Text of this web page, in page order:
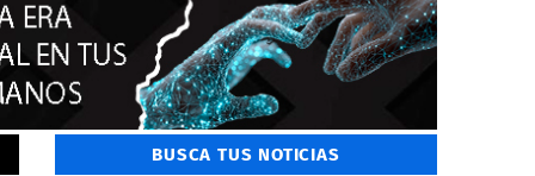
BUSCA TUS NOTICIAS